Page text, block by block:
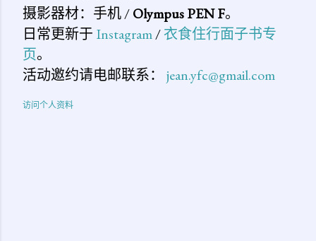
摄影器材：手机 /Olympus PEN F。
日常更新于 Instagram/衣食住行面子书专
页。
活动邀约请电邮联系： jean.yfc@gmail.com
访问个人资料